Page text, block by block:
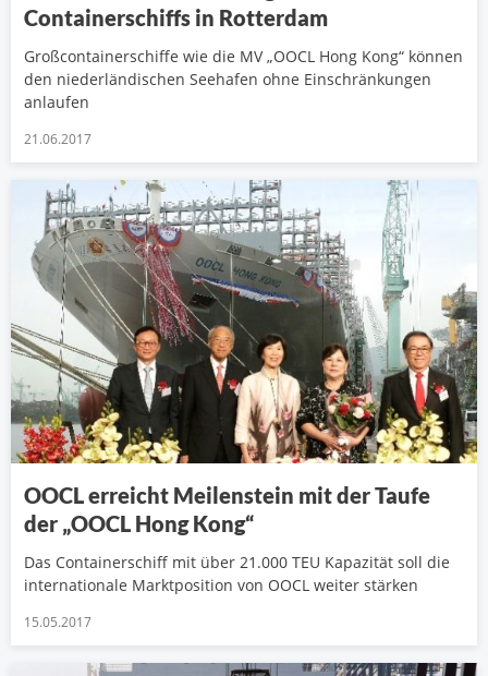
Containerschiffs in Rotterdam
Großcontainerschiffe wie die MV „OOCL Hong Kong“ können
den niederländischen Seehafen ohne Einschränkungen
anlaufen
21.06.2017
OOCL erreicht Meilenstein mit der Taufe
der „OOCL Hong Kong“
Das Containerschiff mit über 21.000 TEU Kapazität soll die
internationale Marktposition von OOCL weiter stärken
15.05.2017